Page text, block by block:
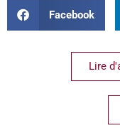
Facebook
Lire